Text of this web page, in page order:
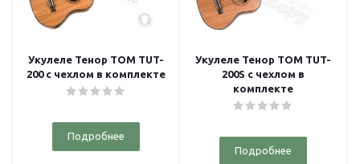
Укулеле Тенор TOM TUT-
200 с чехлом в комплекте
Подробнее
Укулеле Тенор TOM TUT-
200S с чехлом в
комплекте
Подробнее